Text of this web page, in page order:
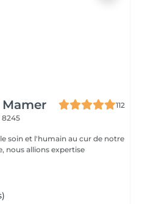
Mamer
112
8245
nous allions expertise